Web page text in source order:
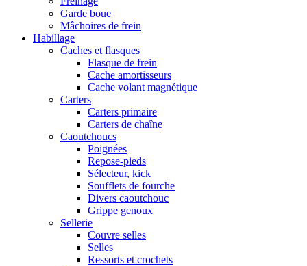
Garde boue
Mâchoires de frein
Habillage
Caches et flasques
Flasque de frein
Cache amortisseurs
Cache volant magnétique
Carters
Carters primaire
Carters de chaîne
Caoutchoucs
Poignées
Repose-pieds
Sélecteur, kick
Soufflets de fourche
Divers caoutchouc
Grippe genoux
Sellerie
Couvre selles
Selles
Ressorts et crochets